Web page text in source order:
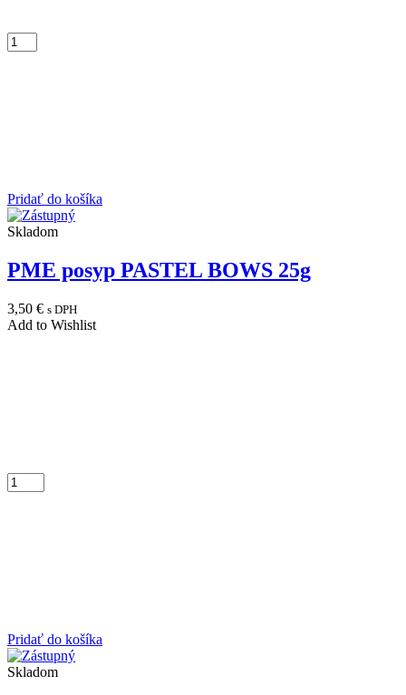
Pridať do košíka
Skladom
PME posyp PASTEL BOWS 25g
3,50 € s DPH
Add to Wishlist
Pridať do košíka
Skladom